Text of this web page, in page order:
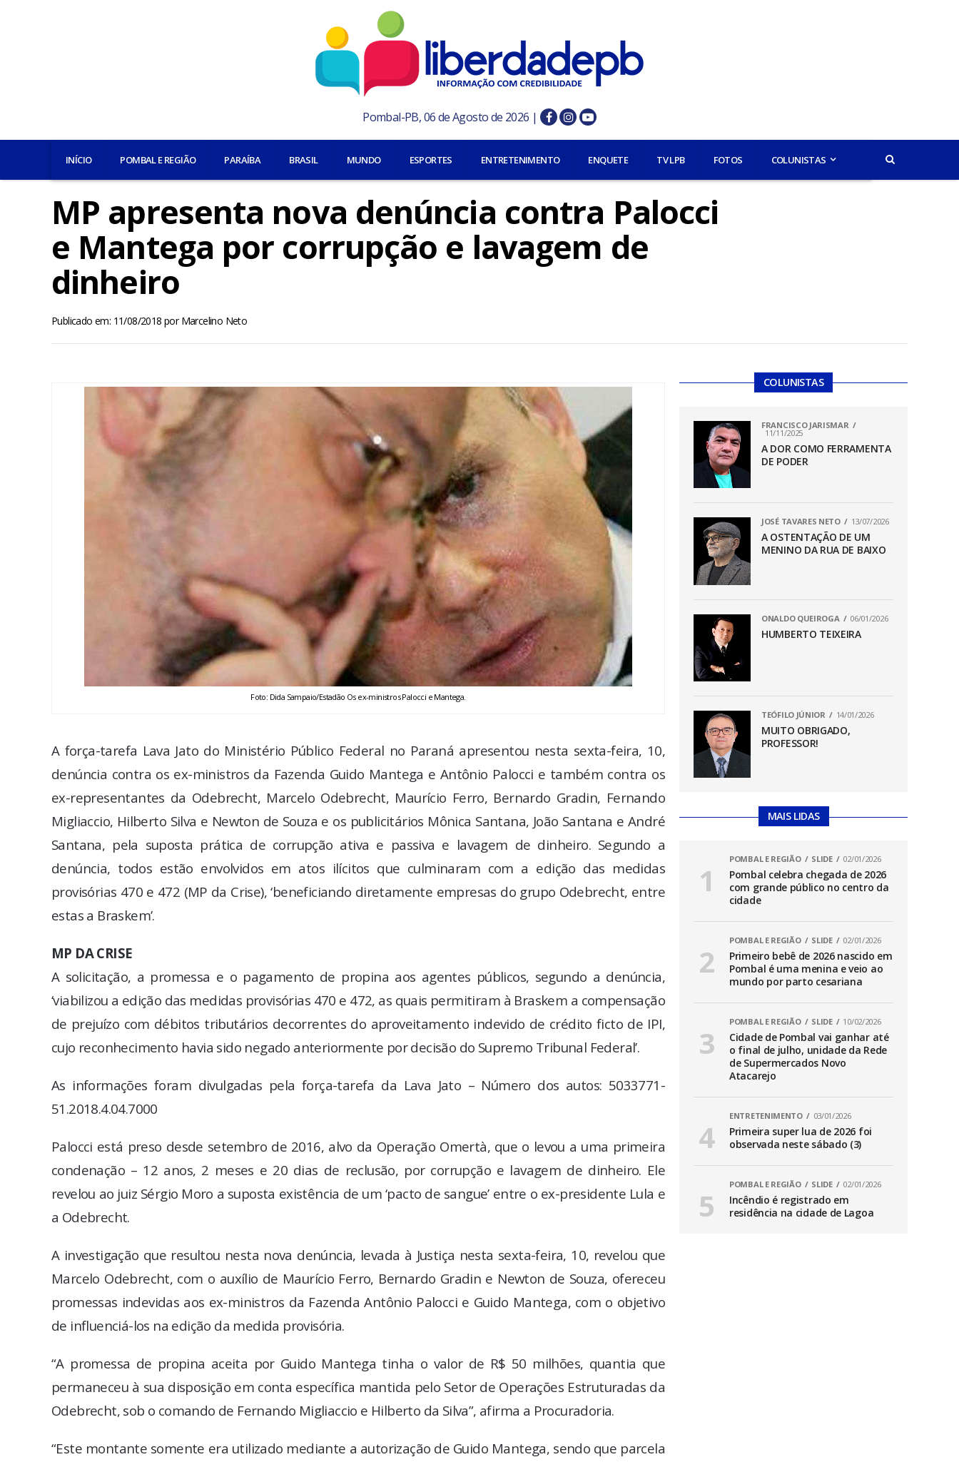
Pombal-PB, 06 de Agosto de 2026 |
INÍCIO POMBAL E REGIÃO PARAÍBA BRASIL MUNDO ESPORTES ENTRETENIMENTO ENQUETE TV LPB FOTOS COLUNISTAS
MP apresenta nova denúncia contra Palocci
e Mantega por corrupção e lavagem de
dinheiro
Publicado em: 11/08/2018 porMarcelino Neto
Foto: Dida Sampaio/Estadão Os ex-ministros Palocci e Mantega.
A força-tarefa Lava Jato do Ministério Público Federal no Paraná apresentou nesta sexta-feira, 10,
denúncia contra os ex-ministros da Fazenda Guido Mantega e Antônio Palocci e também contra os
ex-representantes da Odebrecht, Marcelo Odebrecht, Maurício Ferro, Bernardo Gradin, Fernando
Migliaccio, Hilberto Silva e Newton de Souza e os publicitários Mônica Santana, João Santana e André
Santana, pela suposta prática de corrupção ativa e passiva e lavagem de dinheiro. Segundo a
denúncia, todos estão envolvidos em atos ilícitos que culminaram com a edição das medidas
provisórias 470 e 472 (MP da Crise), ‘beneficiando diretamente empresas do grupo Odebrecht, entre
estas a Braskem’.
MP DA CRISE
A solicitação, a promessa e o pagamento de propina aos agentes públicos, segundo a denúncia,
‘viabilizou a edição das medidas provisórias 470 e 472, as quais permitiram à Braskem a compensação
de prejuízo com débitos tributários decorrentes do aproveitamento indevido de crédito ficto de IPI,
cujo reconhecimento havia sido negado anteriormente por decisão do Supremo Tribunal Federal’.
As informações foram divulgadas pela força-tarefa da Lava Jato – Número dos autos: 5033771-
51.2018.4.04.7000
Palocci está preso desde setembro de 2016, alvo da Operação Omertà, que o levou a uma primeira
condenação – 12 anos, 2 meses e 20 dias de reclusão, por corrupção e lavagem de dinheiro. Ele
revelou ao juiz Sérgio Moro a suposta existência de um ‘pacto de sangue’ entre o ex-presidente Lula e
a Odebrecht.
A investigação que resultou nesta nova denúncia, levada à Justiça nesta sexta-feira, 10, revelou que
Marcelo Odebrecht, com o auxílio de Maurício Ferro, Bernardo Gradin e Newton de Souza, ofereceu
promessas indevidas aos ex-ministros da Fazenda Antônio Palocci e Guido Mantega, com o objetivo
de influenciá-los na edição da medida provisória.
“A promessa de propina aceita por Guido Mantega tinha o valor de R$ 50 milhões, quantia que
permaneceu à sua disposição em conta específica mantida pelo Setor de Operações Estruturadas da
Odebrecht, sob o comando de Fernando Migliaccio e Hilberto da Silva”, afirma a Procuradoria.
“Este montante somente era utilizado mediante a autorização de Guido Mantega, sendo que parcela
COLUNISTAS
FRANCISCO JARISMAR
11/11/2025
A DOR COMO FERRAMENTA
DE PODER
JOSÉ TAVARES NETO 13/07/2026
A OSTENTAÇÃO DE UM
MENINO DA RUA DE BAIXO
ONALDO QUEIROGA 06/01/2026
HUMBERTO TEIXEIRA
TEÓFILO JÚNIOR 14/01/2026
MUITO OBRIGADO,
PROFESSOR!
MAIS LIDAS
POMBAL E REGIÃO SLIDE 02/01/2026
Pombal celebra chegada de 2026
com grande público no centro da
cidade
POMBAL E REGIÃO SLIDE 02/01/2026
Primeiro bebê de 2026 nascido em
Pombal é uma menina e veio ao
mundo por parto cesariana
POMBAL E REGIÃO SLIDE 10/02/2026
Cidade de Pombal vai ganhar até
o final de julho, unidade da Rede
de Supermercados Novo
Atacarejo
ENTRETENIMENTO 03/01/2026
Primeira super lua de 2026 foi
observada neste sábado (3)
POMBAL E REGIÃO SLIDE 02/01/2026
Incêndio é registrado em
residência na cidade de Lagoa